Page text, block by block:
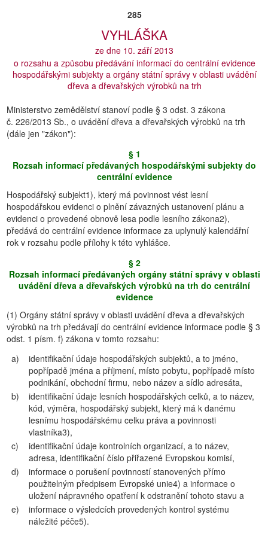
285
VYHLÁŠKA
ze dne 10. září 2013
o rozsahu a způsobu předávání informací do centrální evidence
hospodářskými subjekty a orgány státní správy v oblasti uvádění
dřeva a dřevařských výrobků na trh
Ministerstvo zemědělství stanoví podle § 3 odst. 3 zákona
č. 226/2013 Sb., o uvádění dřeva a dřevařských výrobků na trh
(dále jen "zákon"):
§ 1
Rozsah informací předávaných hospodářskými subjekty do
centrální evidence
Hospodářský subjekt1), který má povinnost vést lesní
hospodářskou evidenci o plnění závazných ustanovení plánu a
evidenci o provedené obnově lesa podle lesního zákona2),
předává do centrální evidence informace za uplynulý kalendářní
rok v rozsahu podle přílohy k této vyhlášce.
§ 2
Rozsah informací předávaných orgány státní správy v oblasti
uvádění dřeva a dřevařských výrobků na trh do centrální
evidence
(1) Orgány státní správy v oblasti uvádění dřeva a dřevařských
výrobků na trh předávají do centrální evidence informace podle § 3
odst. 1 písm. f) zákona v tomto rozsahu:
a)
identifikační údaje hospodářských subjektů, a to jméno,
popřípadě jména a příjmení, místo pobytu, popřípadě místo
podnikání, obchodní firmu, nebo název a sídlo adresáta,
b)
identifikační údaje lesních hospodářských celků, a to název,
kód, výměra, hospodářský subjekt, který má k danému
lesnímu hospodářskému celku práva a povinnosti
vlastníka3),
c)
identifikační údaje kontrolních organizací, a to název,
adresa, identifikační číslo přiřazené Evropskou komisí,
d)
informace o porušení povinností stanovených přímo
použitelným předpisem Evropské unie4) a informace o
uložení nápravného opatření k odstranění tohoto stavu a
e)
informace o výsledcích provedených kontrol systému
náležité péče5).